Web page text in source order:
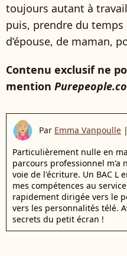
toujours autant à
puis, prendre du
d’épouse, de maman,
Contenu exclusif ne
mention
Par Emma Vanpoulle |
Particulièrement nulle en
parcours professionnel m'a
voie de l'écriture. Un BAC L
mes compétences au
rapidement dirigée vers le
vers les personnalités télé.
secrets du petit écran !